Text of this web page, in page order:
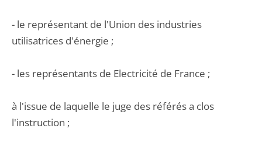
- le représentant de l'Union des industries
utilisatrices d'énergie ;
- les représentants de Electricité de France ;
à l'issue de laquelle le juge des référés a clos
l'instruction ;